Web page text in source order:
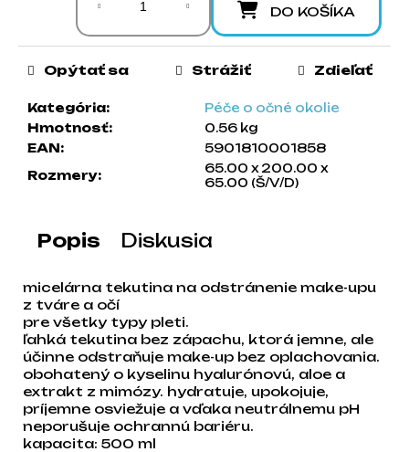
DO KOŠÍKA
Kategória:
Péče o očné okolie
Hmotnosť:
0.56 kg
EAN:
5901810001858
Rozmery:
65.00 x 200.00 x
65.00 (Š/V/D)
Opýtať sa Strážiť Zdieľať
Popis Diskusia
micelárna tekutina na odstránenie make-upu
z tváre a očí
pre všetky typy pleti.
ľahká tekutina bez zápachu, ktorá jemne, ale
účinne odstraňuje make-up bez oplachovania.
obohatený o kyselinu hyalurónovú, aloe a
extrakt z mimózy. hydratuje, upokojuje,
príjemne osviežuje a vďaka neutrálnemu pH
neporušuje ochrannú bariéru.
kapacita: 500 ml
m
e